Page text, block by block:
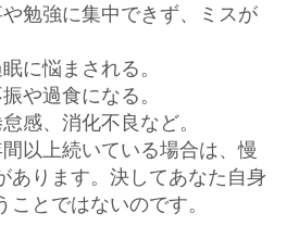
勉強に集中できず、ミスが
に悩まされる。
や過食になる。
感、消化不良など。
以上続いている場合は、慢
あります。決してあなた自身
ことではないのです。